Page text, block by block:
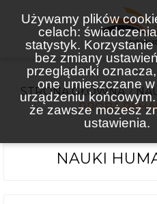
Używamy plików
celach: świadczenia
statystyk. Korzystanie
bez zmiany
przeglądarki
one umieszczane w
urządzeniu
że zawsze możesz
ustawienia.
STRONA GŁÓWNA
PRÓBA
NAUKI